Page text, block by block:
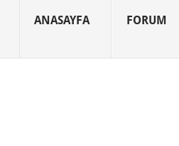
ANASAYFA FORUM